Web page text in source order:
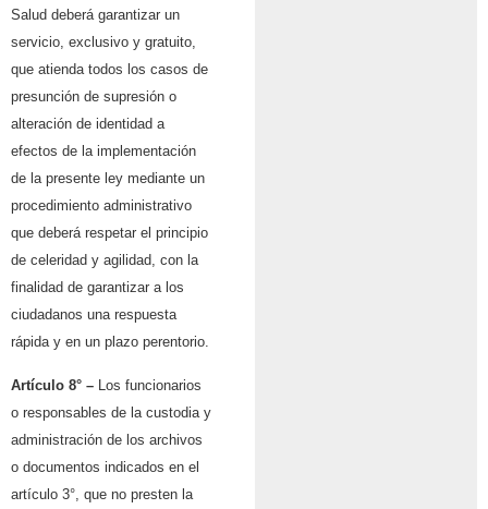
Salud deberá garantizar un
servicio, exclusivo y gratuito,
que atienda todos los casos de
presunción de supresión o
alteración de identidad a
efectos de la implementación
de la presente ley mediante un
procedimiento administrativo
que deberá respetar el principio
de celeridad y agilidad, con la
finalidad de garantizar a los
ciudadanos una respuesta
rápida y en un plazo perentorio.
Artículo 8° – Los funcionarios
o responsables de la custodia y
administración de los archivos
o documentos indicados en el
artículo 3°, que no presten la